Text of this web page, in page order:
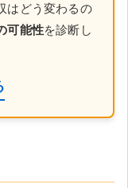
はどう変わるの
可能性を診断し